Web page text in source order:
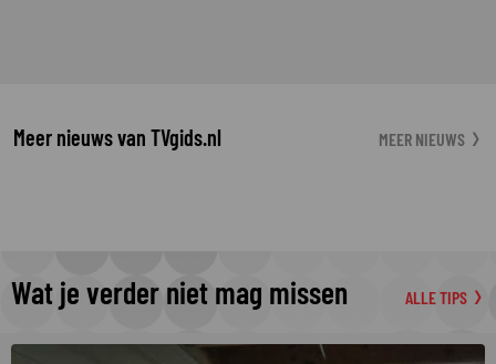
Meer nieuws van TVgids.nl MEER NIEUWS
Wat je verder niet mag missen ALLE TIPS